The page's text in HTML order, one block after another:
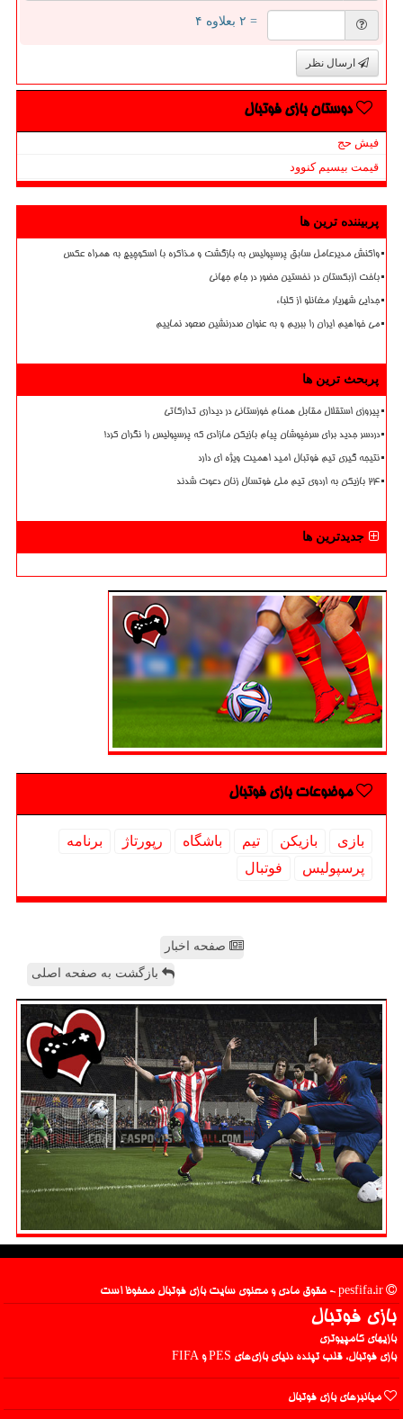
= ۲ بعلاوه ۴
ارسال نظر
دوستان بازی فوتبال
فیش حج
قیمت بیسیم کنوود
پربیننده ترین ها
واکنش مدیرعامل سابق پرسپولیس به بازگشت و مذاکره با اسکوچیچ به همراه عکس
باخت ازبکستان در نخستین حضور در جام جهانی
جدایی شهریار مغانلو از کلباء
می خواهیم ایران را ببریم و به عنوان صدرنشین صعود نماییم
پربحث ترین ها
پیروزی استقلال مقابل همنام خوزستانی در دیداری تدارکاتی
دردسر جدید برای سرخپوشان پیام بازیکن مازادی که پرسپولیس را نگران کرد!
نتیجه گیری تیم فوتبال امید اهمیت ویژه ای دارد
۲۴ بازیکن به اردوی تیم ملی فوتسال زنان دعوت شدند
جدیدترین ها
موضوعات بازی فوتبال
بازی بازیكن تیم باشگاه رپورتاژ
برنامه
پرسپولیس
فوتبال
صفحه اخبار
بازگشت به صفحه اصلی
بازی فوتبال
بازیهای کامپیوتری
بازی فوتبال، قلب تپنده دنیای بازی‌های PES و FIFA
میانبرهای بازی فوتبال